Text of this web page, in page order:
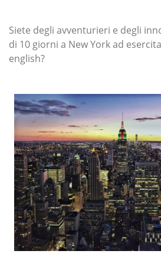
Siete degli avventurieri e degli
di 10 giorni a New York ad
english?